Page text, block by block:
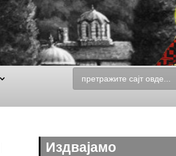
Издвајамо